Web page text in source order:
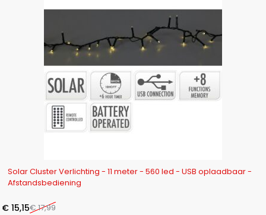
Solar Cluster Verlichting - 11 meter - 560 led - USB oplaadbaar -
Afstandsbediening
€17,99
€ 15,15